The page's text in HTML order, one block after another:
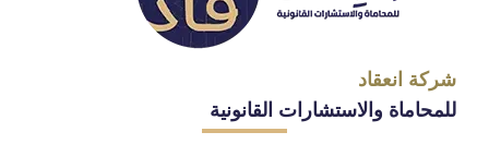
شركة انعقاد
للمحاماة والاستشارات القانونية